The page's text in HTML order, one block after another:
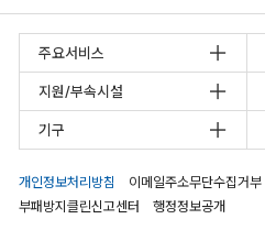
주요서비스
지원/부속시설
기구
개인정보처리방침 이메일주소무단수집거부
부패방지클린신고센터
행정정보공개